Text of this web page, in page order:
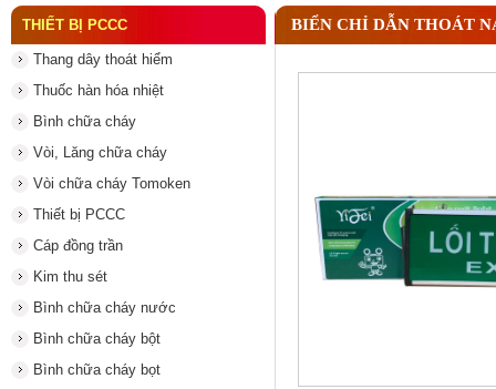
THIẾT BỊ PCCC
Thang dây thoát hiểm
Thuốc hàn hóa nhiệt
Bình chữa cháy
Vòi, Lăng chữa cháy
Vòi chữa cháy Tomoken
Thiết bị PCCC
Cáp đồng trần
Kim thu sét
Bình chữa cháy nước
Bình chữa cháy bột
Bình chữa cháy bọt
BIỂN CHỈ DẪN THOÁT